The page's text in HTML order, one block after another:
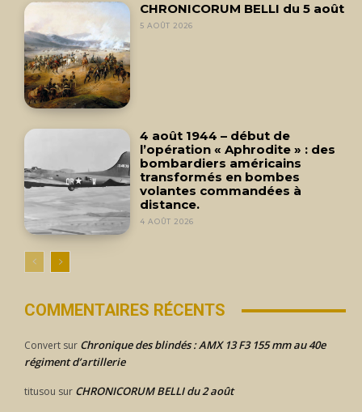
CHRONICORUM BELLI du 5 août
5 AOÛT 2026
4 août 1944 – début de
l’opération « Aphrodite » : des
bombardiers américains
transformés en bombes
volantes commandées à
distance.
4 AOÛT 2026
COMMENTAIRES RÉCENTS
Convert sur Chronique des blindés : AMX 13 F3 155 mm au 40e
régiment d’artillerie
titusou sur CHRONICORUM BELLI du 2 août